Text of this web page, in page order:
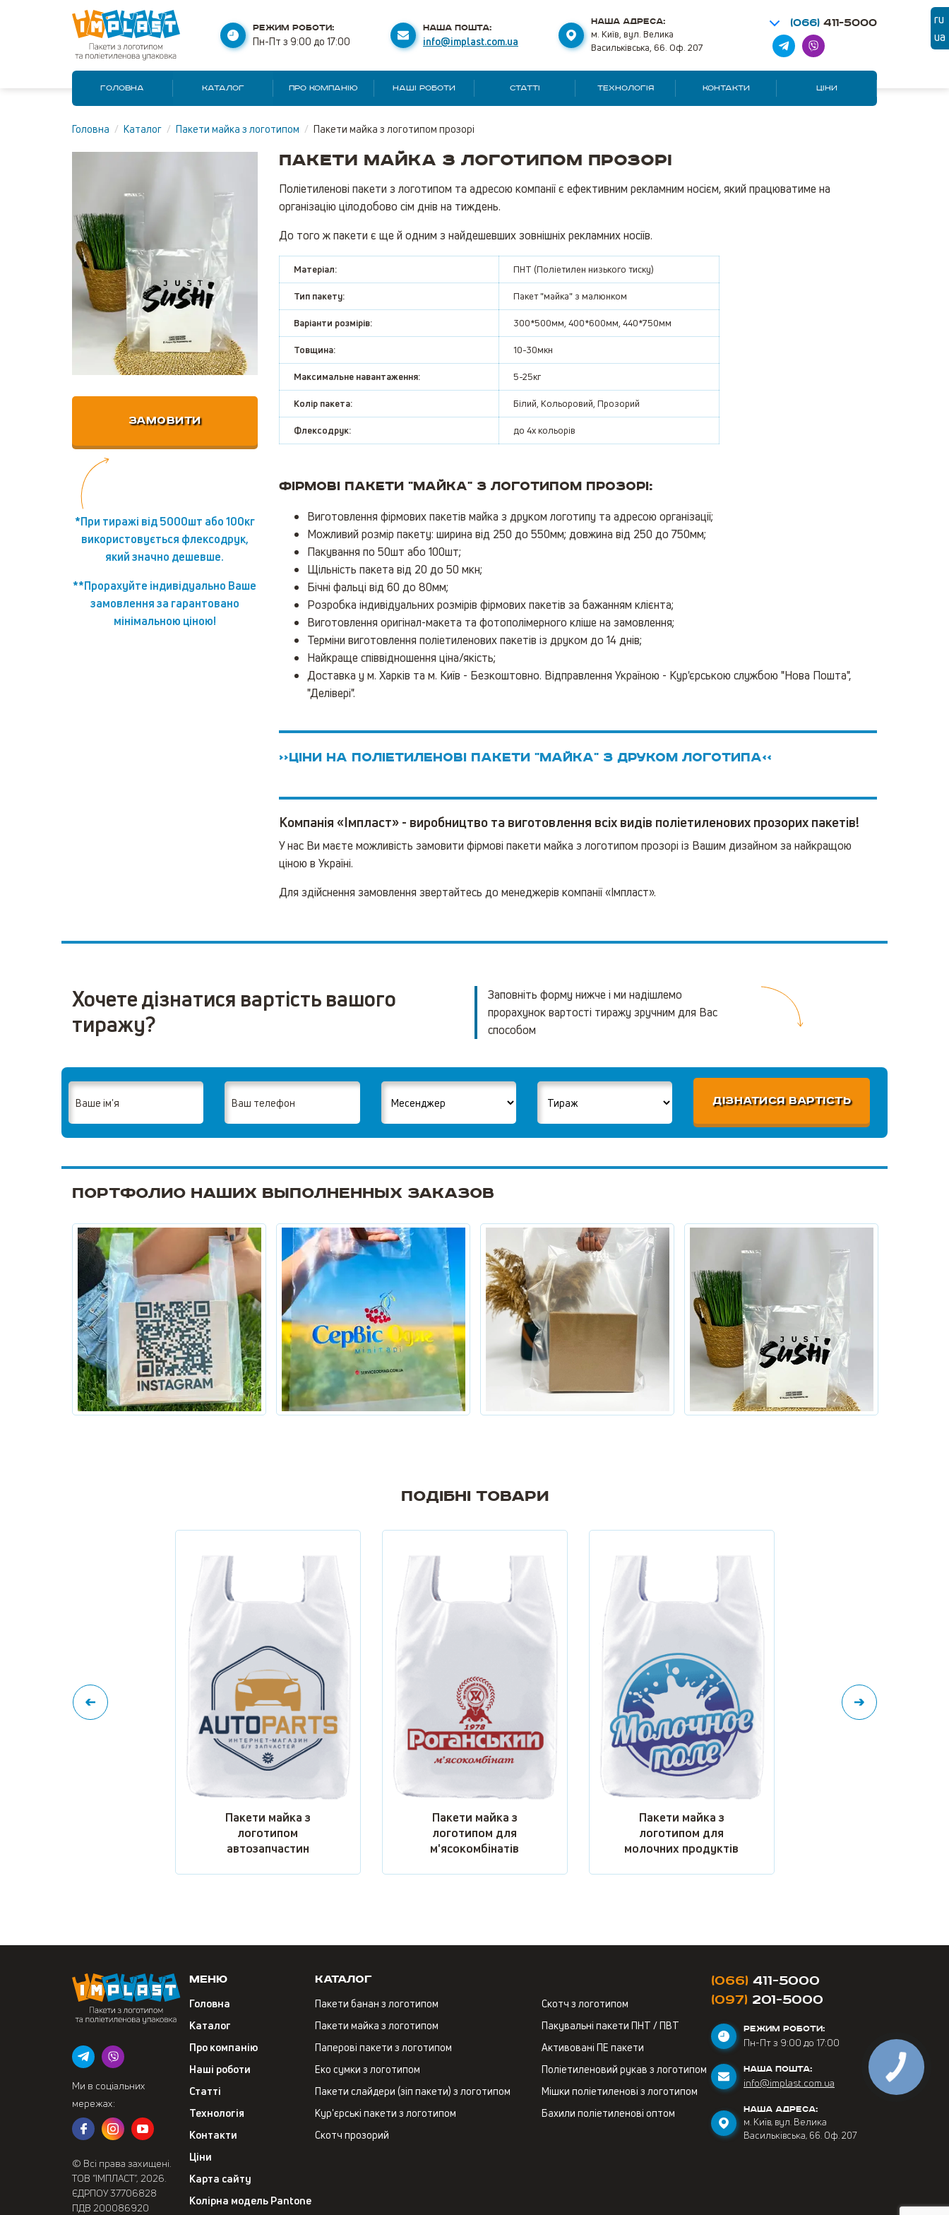
ru
ua
РЕЖИМ РОБОТИ:
Пн-Пт з 9:00 до 17:00
НАША ПОШТА:
info@implast.com.ua
НАША АДРЕСА:
м. Київ, вул. Велика
Васильківська, 66. Оф. 207
(066) 411-5000
ГОЛОВНА КАТАЛОГ ПРО КОМПАНІЮ НАШІ РОБОТИ СТАТТІ ТЕХНОЛОГІЯ КОНТАКТИ ЦІНИ
Головна / Каталог / Пакети майка з логотипом / Пакети майка з логотипом прозорі
ЗАМОВИТИ
*При тиражі від 5000шт або 100кг
використовується флексодрук,
який значно дешевше.
**Прорахуйте індивідуально Ваше
замовлення за гарантовано
мінімальною ціною!
Пакети майка з логотипом прозорі
Поліетиленові пакети з логотипом та адресою компанії є ефективним рекламним носієм, який працюватиме на
організацію цілодобово сім днів на тиждень.
До того ж пакети є ще й одним з найдешевших зовнішніх рекламних носіїв.
Матеріал: ПНТ (Поліетилен низького тиску)
Тип пакету: Пакет "майка" з малюнком
Варіанти розмірів: 300*500мм, 400*600мм, 440*750мм
Товщина: 10-30мкн
Максимальне навантаження: 5-25кг
Колір пакета: Білий, Кольоровий, Прозорий
Флексодрук: до 4х кольорів
Фірмові пакети "майка" з логотипом прозорі:
Виготовлення фірмових пакетів майка з друком логотипу та адресою організації;
Можливий розмір пакету: ширина від 250 до 550мм; довжина від 250 до 750мм;
Пакування по 50шт або 100шт;
Щільність пакета від 20 до 50 мкн;
Бічні фальці від 60 до 80мм;
Розробка індивідуальних розмірів фірмових пакетів за бажанням клієнта;
Виготовлення оригінал-макета та фотополімерного кліше на замовлення;
Терміни виготовлення поліетиленових пакетів із друком до 14 днів;
Найкраще співвідношення ціна/якість;
Доставка у м. Харків та м. Київ - Безкоштовно. Відправлення Україною - Кур'єрською службою "Нова Пошта",
"Делівері".
>>Ціни на поліетиленові пакети "МАЙКА" з друком логотипа<<
Компанія «Імпласт» - виробництво та виготовлення всіх видів поліетиленових прозорих пакетів!
У нас Ви маєте можливість замовити фірмові пакети майка з логотипом прозорі із Вашим дизайном за найкращою
ціною в Україні.
Для здійснення замовлення звертайтесь до менеджерів компанії «Імпласт».
Хочете дізнатися вартість вашого
тиражу?
Заповніть форму нижче і ми надішлемо
прорахунок вартості тиражу зручним для Вас
способом
ДІЗНАТИСЯ ВАРТІСТЬ
Портфолио наших выполненных заказов
Подібні товари
Пакети майка з
логотипом
автозапчастин
Пакети майка з
логотипом для
м'ясокомбінатів
Пакети майка з
логотипом для
молочних продуктів
логотипом для
продуктових
Ми в соціальних
мережах:
© Всі права захищені.
ТОВ “ІМПЛАСТ”, 2026.
ЄДРПОУ 37706828
ПДВ 200086920
Меню
Головна
Каталог
Про компанію
Наші роботи
Статті
Технологія
Контакти
Ціни
Карта сайту
Колірна модель Pantone
Каталог
Пакети банан з логотипом
Пакети майка з логотипом
Паперові пакети з логотипом
Еко сумки з логотипом
Пакети слайдери (зіп пакети) з логотипом
Кур'єрські пакети з логотипом
Скотч прозорий
Скотч з логотипом
Пакувальні пакети ПНТ / ПВТ
Активовані ПЕ пакети
Поліетиленовий рукав з логотипом
Мішки поліетиленові з логотипом
Бахили поліетиленові оптом
(066) 411-5000
(097) 201-5000
РЕЖИМ РОБОТИ:
Пн-Пт з 9:00 до 17:00
НАША ПОШТА:
info@implast.com.ua
НАША АДРЕСА:
м. Київ, вул. Велика
Васильківська, 66. Оф. 207